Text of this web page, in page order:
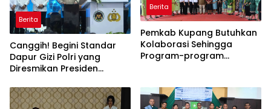
Berita
Canggih! Begini Standar
Dapur Gizi Polri yang
Diresmikan Presiden
Berita
Pemkab Kupang Butuhkan
Kolaborasi Sehingga
Program-program